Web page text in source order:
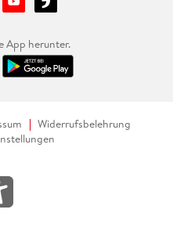
App herunter.
Widerrufsbelehrung